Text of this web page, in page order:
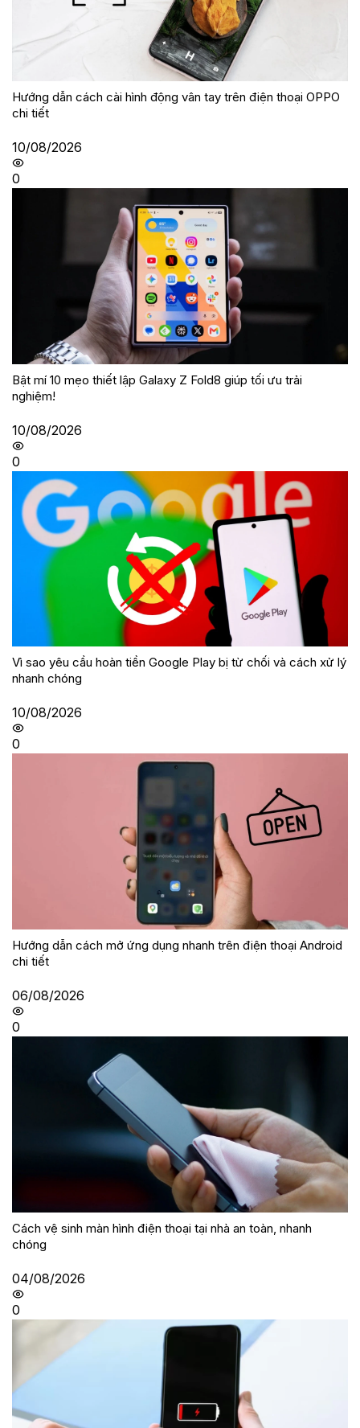
Hướng dẫn cách cài hình động vân tay trên điện thoại OPPO
chi tiết
10/08/2026
0
Bật mí 10 mẹo thiết lập Galaxy Z Fold8 giúp tối ưu trải
nghiệm!
10/08/2026
0
Vì sao yêu cầu hoàn tiền Google Play bị từ chối và cách xử lý
nhanh chóng
10/08/2026
0
Hướng dẫn cách mở ứng dụng nhanh trên điện thoại Android
chi tiết
06/08/2026
0
Cách vệ sinh màn hình điện thoại tại nhà an toàn, nhanh
chóng
04/08/2026
0